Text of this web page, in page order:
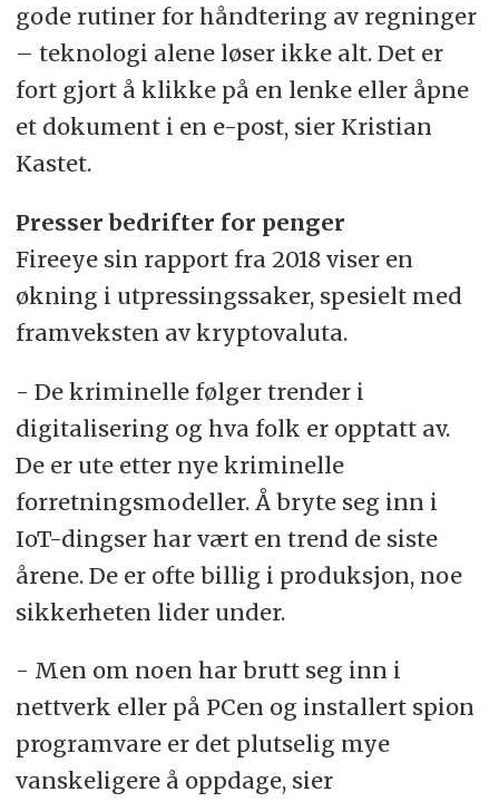
gode rutiner for håndtering av regninger
– teknologi alene løser ikke alt. Det er
fort gjort å klikke på en lenke eller åpne
et dokument i en e-post, sier Kristian
Kastet.
Presser bedrifter for penger
Fireeye sin rapport fra 2018 viser en
økning i utpressingssaker, spesielt med
framveksten av kryptovaluta.
- De kriminelle følger trender i
digitalisering og hva folk er opptatt av.
De er ute etter nye kriminelle
forretningsmodeller. Å bryte seg inn i
IoT-dingser har vært en trend de siste
årene. De er ofte billig i produksjon, noe
sikkerheten lider under.
- Men om noen har brutt seg inn i
nettverk eller på PCen og installert spion
programvare er det plutselig mye
vanskeligere å oppdage, sier